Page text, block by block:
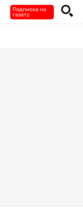
Подписка на
газету